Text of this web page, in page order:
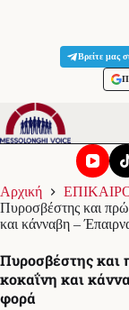
Βρείτε μας
Αρχική
Πυροσβέστης και
και κάνναβη –
Πυροσβέστης και
κοκαΐνη και
φορά